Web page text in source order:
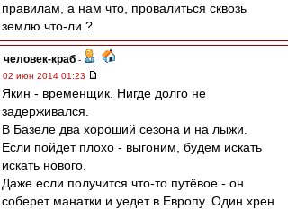
правилам, а нам что, провалиться сквозь
землю что-ли ?
человек-краб -
02 июн 2014 01:23
Якин - временщик. Нигде долго не
задерживался.
В Базеле два хороший сезона и на лыжи.
Если пойдет плохо - выгоним, будем искать
искать нового.
Даже если получится что-то путёвое - он
соберет манатки и уедет в Европу. Один хрен